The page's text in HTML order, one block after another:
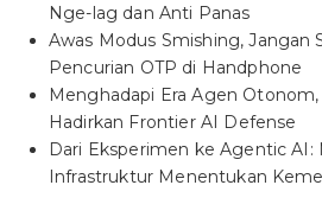
Nge-lag dan Anti Panas
Awas Modus Smishing, Jangan
Pencurian OTP di Handphone
Menghadapi Era Agen
Hadirkan Frontier AI Defense
Dari Eksperimen ke Agentic AI:
Infrastruktur Menentukan